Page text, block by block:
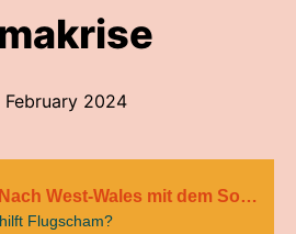
February 2024
DK105 - Nach West-Wales mit dem Solarluftschiff: Urlaub in der Klimakrise
Flugscham?